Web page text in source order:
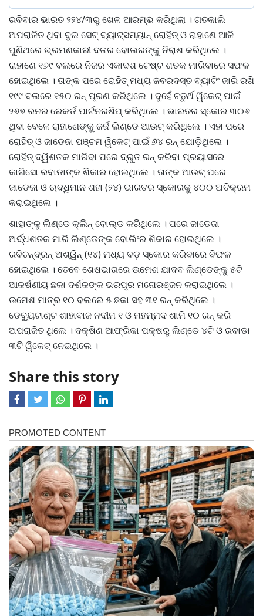
ରବିବାର ଭାରତ ୨୨୪/୩ରୁ ଖେଳ ଆରମ୍ଭ କରିଥିଲା । ଗତକାଲି
ଅପରାଜିତ ଥିବା ଦୁଇ ସେଟ୍ ବ୍ୟାଟ୍ସମ୍ୟାନ୍ ରୋହିତ୍ ଓ ରାହାଣେ ଆଜି
ପୁଣିଥରେ ଭ୍ରମଣକାରୀ ଦଳର ବୋଲରଙ୍କୁ ନିରାଶ କରିଥିଲେ ।
ରାହାଣେ ୧୬୯ ବଲରେ ନିଜର ଏକାଦଶ ଟେଷ୍ଟ ଶତକ ମାରିବାରେ ସଫଳ
ହୋଇଥିଲେ । ତାଙ୍କ ପରେ ରୋହିତ୍ ମଧ୍ୟ ଜବରଦସ୍ତ ବ୍ୟାଟିଂ ଜାରି ରଖି
୧୯୯ ବଲରେ ୧୫୦ ରନ୍ ପୂରଣ କରିଥିଲେ । ଦୁହେଁ ଚତୁର୍ଥ ୱିକେଟ୍ ପାଇଁ
୨୬୭ ରନର ରେକର୍ଡ ପାର୍ଟନରଶିପ୍ କରିଥିଲେ । ଭାରତର ସ୍କୋର ୩୦୬
ଥିବା ବେଳେ ରାହାଣେଙ୍କୁ ଜର୍ଜ ଲିଣ୍ଡେ ଆଉଟ୍ କରିଥିଲେ । ଏହା ପରେ
ରୋହିତ୍ ଓ ଜାଡେଜା ପଞ୍ଚମ ୱିକେଟ୍ ପାଇଁ ୬୪ ରନ୍ ଯୋଡ଼ିଥିଲେ ।
ରୋହିତ୍ ଦ୍ୱିଶତକ ମାରିବା ପରେ ଦ୍ରୁତ ରନ୍ କରିବା ପ୍ରୟାସରେ
କାଗିସୋ ରବାଡାଙ୍କ ଶିକାର ହୋଇଥିଲେ । ତାଙ୍କ ଆଉଟ୍ ପରେ
ଜାଡେଜା ଓ ଋଦ୍ଧିମାନ ଶହା (୨୪) ଭାରତର ସ୍କୋରକୁ ୪୦୦ ଅତିକ୍ରମ
କରାଇଥିଲେ ।
ଶାହାଙ୍କୁ ଲିଣ୍ଡେ କ୍ଲିନ୍ ବୋଲ୍ଡ କରିଥିଲେ । ପରେ ଜାଡେଜା
ଅର୍ଦ୍ଧଶତକ ମାରି ଲିଣ୍ଡେଙ୍କ ବୋଲିଂର ଶିକାର ହୋଇଥିଲେ ।
ରବିଚନ୍ଦ୍ରନ୍ ଅଶ୍ୱିନ୍ (୧୪) ମଧ୍ୟ ବଡ଼ ସ୍କୋର କରିବାରେ ବିଫଳ
ହୋଇଥିଲେ । ତେବେ ଶେଷଭାଗରେ ଉମେଶ ଯାଦବ ଲିଣ୍ଡେଙ୍କୁ ୫ଟି
ଆକର୍ଷଣୀୟ ଛକା ଦର୍ଶକଙ୍କ ଭରପୂର ମନୋରଞ୍ଜନ କରାଇଥିଲେ ।
ଉମେଶ ମାତ୍ର ୧୦ ବଲରେ ୫ ଛକା ସହ ୩୧ ରନ୍ କରିଥିଲେ ।
ଡେବ୍ୟୁଟାଣ୍ଟ ଶାହାବାଜ ନଦୀମ ୧ ଓ ମହମ୍ମଦ ଶାମି ୧୦ ରନ୍ କରି
ଅପରାଜିତ ଥିଲେ । ଦକ୍ଷିଣ ଆଫ୍ରିକା ପକ୍ଷରୁ ଲିଣ୍ଡେ ୪ଟି ଓ ରବାଡା
୩ଟି ୱିକେଟ୍ ନେଇଥିଲେ ।
Share this story